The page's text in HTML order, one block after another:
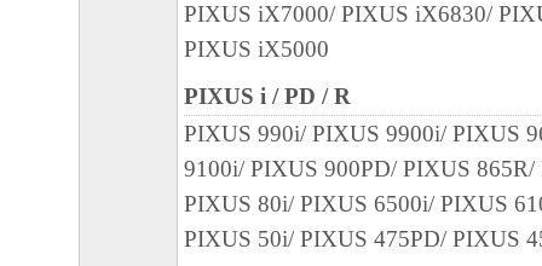
PIXUS iX7000/ PIXUS iX6830/
PIXUS iX5000
PIXUS i / PD / R
PIXUS 990i/ PIXUS 9900i/ PIXUS
9100i/ PIXUS 900PD/ PIXUS
PIXUS 80i/ PIXUS 6500i/ PIXUS
PIXUS 50i/ PIXUS 475PD/ PIXUS